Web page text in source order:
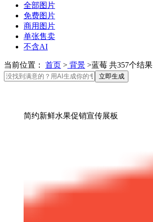
全部图片
免费图片
商用图片
单张售卖
不含AI
当前位置： 首页 > 背景 >蓝莓 共357个结果
立即生成
简约新鲜水果促销宣传展板